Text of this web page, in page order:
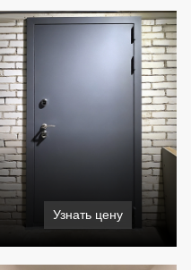
Узнать цену